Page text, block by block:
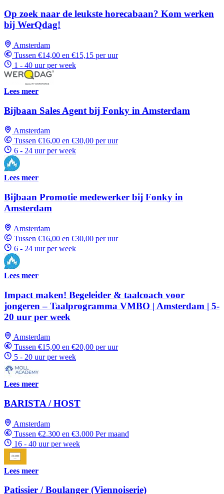
Op zoek naar de leukste horecabaan? Kom werken
bij WerQdag!
Amsterdam
Tussen €14,00 en €15,15 per uur
1 - 40 uur per week
Lees meer
Bijbaan Sales Agent bij Fonky in Amsterdam
Amsterdam
Tussen €16,00 en €30,00 per uur
6 - 24 uur per week
Lees meer
Bijbaan Promotie medewerker bij Fonky in
Amsterdam
Amsterdam
Tussen €16,00 en €30,00 per uur
6 - 24 uur per week
Lees meer
Impact maken! Begeleider & taalcoach voor
jongeren – Taalprogramma VMBO | Amsterdam | 5-
20 uur per week
Amsterdam
Tussen €15,00 en €20,00 per uur
5 - 20 uur per week
Lees meer
BARISTA / HOST
Amsterdam
Tussen €2.300 en €3.000 Per maand
16 - 40 uur per week
Lees meer
Patissier / Boulanger (Viennoiserie)